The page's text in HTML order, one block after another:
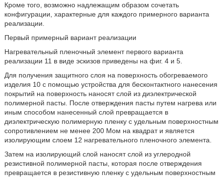
Кроме того, возможно надлежащим образом сочетать
конфигурации, характерные для каждого примерного варианта
реализации.
Первый примерный вариант реализации
Нагревательный пленочный элемент первого варианта
реализации 11 в виде эскизов приведены на фиг. 4 и 5.
Для получения защитного слоя на поверхность обогреваемого
изделия 10 с помощью устройства для бесконтактного нанесения
покрытий на поверхность наносят слой из диэлектрической
полимерной пасты. После отверждения пасты путем нагрева или
иным способом нанесенный слой превращается в
диэлектрическую полимерную пленку с удельным поверхностным
сопротивлением не менее 200 Мом на квадрат и является
изолирующим слоем 12 нагревательного пленочного элемента.
Затем на изолирующий слой наносят слой из углеродной
резистивной полимерной пасты, которая после отверждения
превращается в резистивную пленку с удельным поверхностным